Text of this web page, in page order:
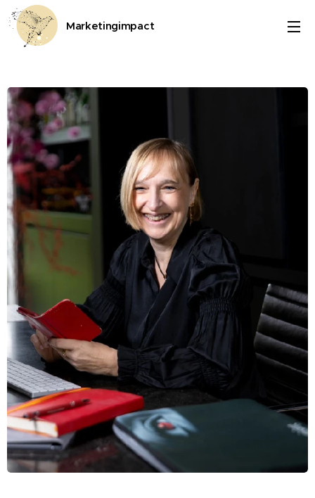
Marketingimpact